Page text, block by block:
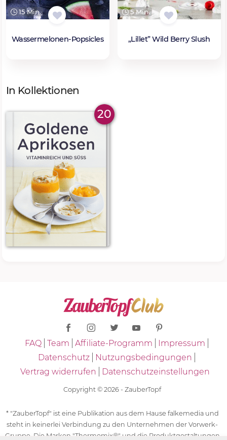
15 Min.
Wassermelonen-Popsicles
5 Min.
„Lillet” Wild Berry Slush
In Kollektionen
20
FAQ Team Affiliate-Programm
Impressum
Datenschutz
Nutzungsbedingungen
Vertrag widerrufen
Datenschutzeinstellungen
Copyright © 2026 - ZauberTopf
* "ZauberTopf" ist eine Publikation aus dem Hause falkemedia und
steht in keinerlei Verbindung zu den Unternehmen der Vorwerk-
Gruppe. Die Marken "Thermomix®" und die Produktgestaltungen